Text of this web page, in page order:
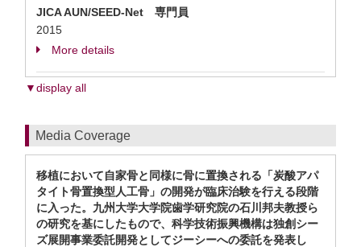
JICA AUN/SEED-Net 専門員
2015
More details
▼display all
Media Coverage
移植において自家骨と同様に骨に置換される「炭酸アパ
タイト骨置換型人工骨」の開発が臨床治験を行える段階
に入った。九州大学大学院歯学研究院の石川邦夫教授ら
の研究を基にしたもので、科学技術振興機構は独創シー
ズ展開事業委託開発としてジーシーへの委託を発表し